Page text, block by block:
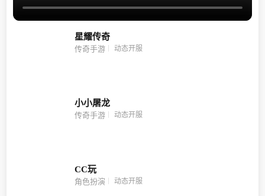
星耀传奇
传奇手游 动态开服
小小屠龙
传奇手游 动态开服
CC玩
角色扮演 动态开服